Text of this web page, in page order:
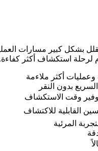
بشكل كبير مسارات
لرحلة استكشاف أكثر كفاءة.
أكثر ملاءمة
بدون النقر
وقت الاستكشاف
القابلية للاكتشاف
المرئية